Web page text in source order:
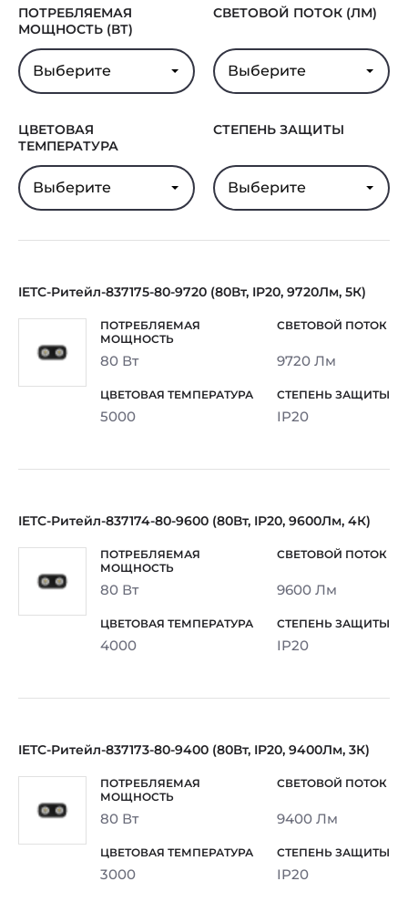
ПОТРЕБЛЯЕМАЯ
МОЩНОСТЬ (ВТ)
Выберите
СВЕТОВОЙ ПОТОК (ЛМ)
Выберите
ЦВЕТОВАЯ
ТЕМПЕРАТУРА
Выберите
СТЕПЕНЬ ЗАЩИТЫ
Выберите
IETC-Ритейл-837175-80-9720 (80Вт, IP20, 9720Лм, 5К)
80 Вт 9720 Лм
5000 IP20
IETC-Ритейл-837174-80-9600 (80Вт, IP20, 9600Лм, 4К)
80 Вт 9600 Лм
4000 IP20
IETC-Ритейл-837173-80-9400 (80Вт, IP20, 9400Лм, 3К)
80 Вт 9400 Лм
3000 IP20